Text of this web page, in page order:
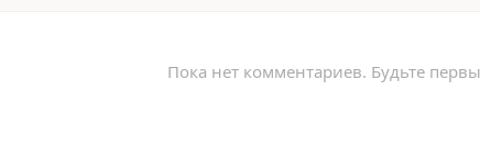
Пока нет комментариев. Будьте